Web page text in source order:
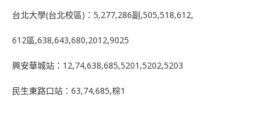
台北大學(台北校區)：5,277,286副,505,518,612,
612區,638,643,680,2012,9025
興安華城站：12,74,638,685,5201,5202,5203
民生東路口站：63,74,685,棕1